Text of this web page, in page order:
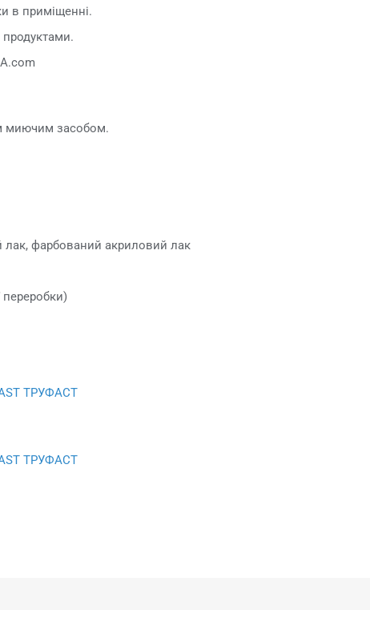
в приміщенні.
миючим засобом.
фарбований акриловий лак
переробки)
ТРУФАСТ
ТРУФАСТ